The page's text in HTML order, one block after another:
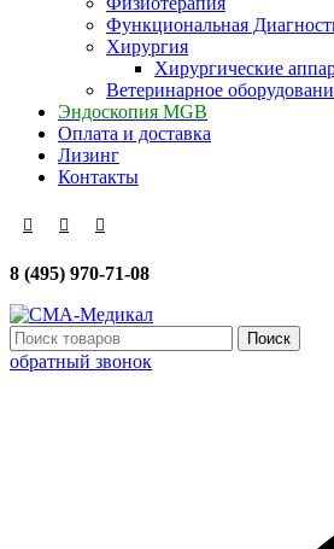
Функциональная
Хирургия
Хирургические
Ветеринарное
Эндоскопия MGB
Оплата и доставка
Лизинг
Контакты
8 (495) 970-71-08
Поиск
обратный звонок